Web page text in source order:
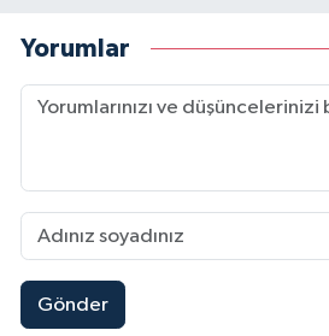
Yorumlar
Gönder